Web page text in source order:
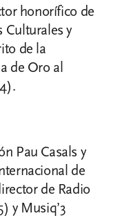
honorífico de
Culturales y
de la
de Oro al
Pau Casals y
de
de Radio
y Musiq’3